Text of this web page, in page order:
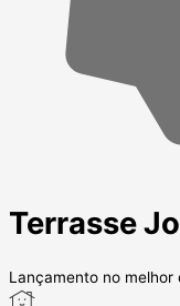
Terrasse
Lançamento no melhor